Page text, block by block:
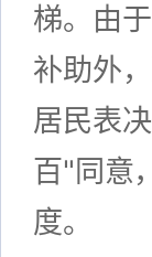
梯。由
补助外
居民表
百"同意
度。